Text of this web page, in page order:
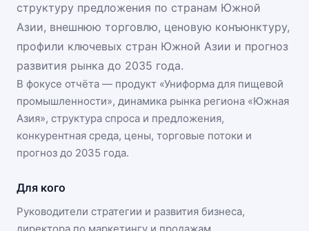
структуру предложения по странам Южной
Азии, внешнюю торговлю, ценовую конъюнктуру,
профили ключевых стран Южной Азии и прогноз
развития рынка до 2035 года.
В фокусе отчёта — продукт «Униформа для пищевой
промышленности», динамика рынка региона «Южная
Азия», структура спроса и предложения,
конкурентная среда, цены, торговые потоки и
прогноз до 2035 года.
Для кого
Руководители стратегии и развития бизнеса,